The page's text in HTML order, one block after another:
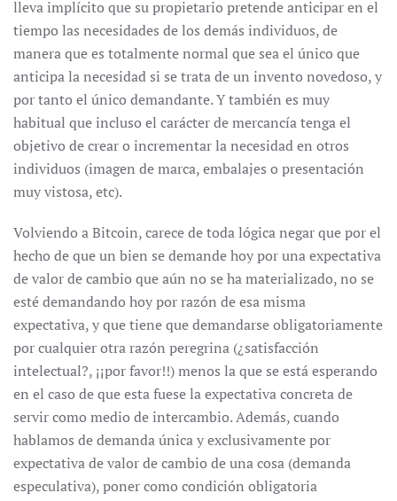
lleva implícito que su propietario pretende anticipar en el
tiempo las necesidades de los demás individuos, de
manera que es totalmente normal que sea el único que
anticipa la necesidad si se trata de un invento novedoso, y
por tanto el único demandante. Y también es muy
habitual que incluso el carácter de mercancía tenga el
objetivo de crear o incrementar la necesidad en otros
individuos (imagen de marca, embalajes o presentación
muy vistosa, etc).
Volviendo a Bitcoin, carece de toda lógica negar que por el
hecho de que un bien se demande hoy por una expectativa
de valor de cambio que aún no se ha materializado, no se
esté demandando hoy por razón de esa misma
expectativa, y que tiene que demandarse obligatoriamente
por cualquier otra razón peregrina (¿satisfacción
intelectual?, ¡¡por favor!!) menos la que se está esperando
en el caso de que esta fuese la expectativa concreta de
servir como medio de intercambio. Además, cuando
hablamos de demanda única y exclusivamente por
expectativa de valor de cambio de una cosa (demanda
especulativa), poner como condición obligatoria